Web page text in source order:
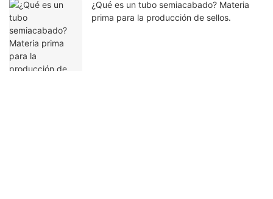
¿Qué es un tubo semiacabado? Materia
prima para la producción de sellos.